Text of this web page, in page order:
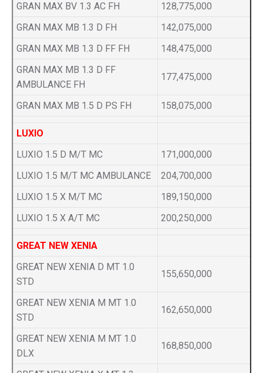
GRAN MAX BV 1.3 AC FH
128,775,000
GRAN MAX MB 1.3 D FH
142,075,000
GRAN MAX MB 1.3 D FF FH
148,475,000
GRAN MAX MB 1.3 D FF
AMBULANCE FH
177,475,000
GRAN MAX MB 1.5 D PS FH 158,075,000
LUXIO
LUXIO 1.5 D M/T MC
171,000,000
LUXIO 1.5 M/T MC AMBULANCE
204,700,000
LUXIO 1.5 X M/T MC
189,150,000
LUXIO 1.5 X A/T MC
200,250,000
GREAT NEW XENIA
GREAT NEW XENIA D MT 1.0
STD
155,650,000
GREAT NEW XENIA M MT 1.0
STD
162,650,000
GREAT NEW XENIA M MT 1.0
DLX
168,850,000